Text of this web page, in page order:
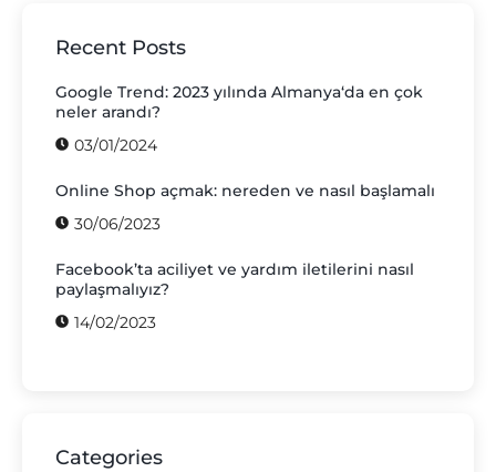
Recent Posts
Google Trend: 2023 yılında Almanya‘da en çok
neler arandı?
03/01/2024
Online Shop açmak: nereden ve nasıl başlamalı
30/06/2023
Facebook’ta aciliyet ve yardım iletilerini nasıl
paylaşmalıyız?
14/02/2023
Categories